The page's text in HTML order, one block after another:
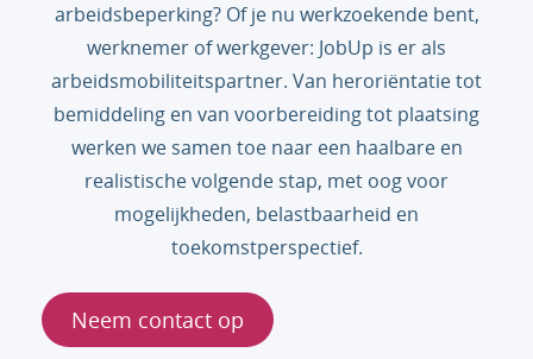
arbeidsbeperking? Of je nu werkzoekende bent,
werknemer of werkgever: JobUp is er als
arbeidsmobiliteitspartner. Van heroriëntatie tot
bemiddeling en van voorbereiding tot plaatsing
werken we samen toe naar een haalbare en
realistische volgende stap, met oog voor
mogelijkheden, belastbaarheid en
toekomstperspectief.
Neem contact op